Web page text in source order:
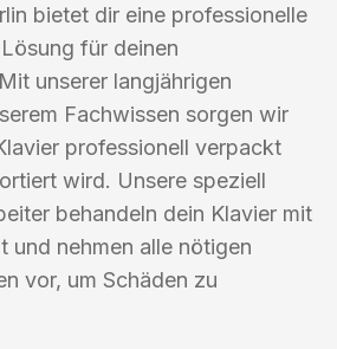
bietet dir eine professionelle
für deinen
unserer langjährigen
Fachwissen sorgen wir
professionell verpackt
wird. Unsere speziell
behandeln dein Klavier mit
und nehmen alle nötigen
vor, um Schäden zu